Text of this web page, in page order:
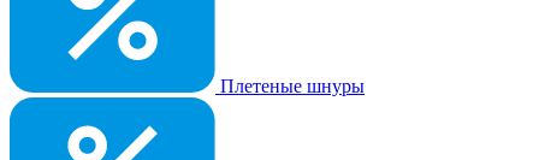
Плетеные шнуры